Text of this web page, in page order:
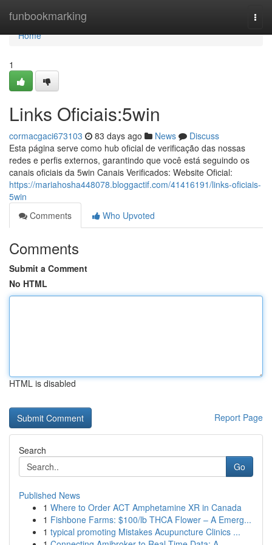
funbookmarking
Home
Home
1
Links Oficiais:5win
cormacgaci673103 83 days ago News
Discuss
Esta página serve como hub oficial de verificação das nossas
redes e perfis externos, garantindo que você está seguindo os
canais oficiais da 5win Canais Verificados: Website Oficial:
https://mariahosha448078.bloggactif.com/41416191/links-oficiais-
5win
Comments
Who Upvoted
Comments
Submit a Comment
No HTML
HTML is disabled
Report Page
Search
Go
Published News
1 Where to Order ACT Amphetamine XR in Canada
1 Fishbone Farms: $100/lb THCA Flower – A Emerg...
1 typical promoting Mistakes Acupuncture Clinics ...